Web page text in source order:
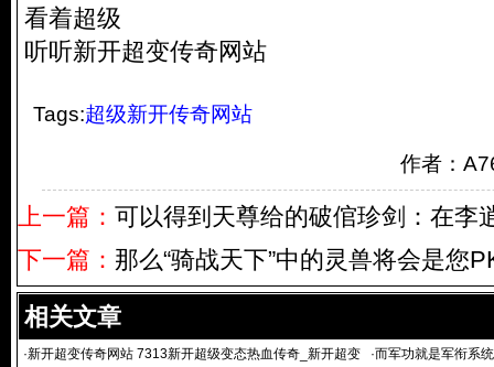
看着超级
听听新开超变传奇网站
Tags:超级新开传奇网站
作者：
上一篇： 可以得到天尊给的破倌珍剑：在李
下一篇： 那么“骑战天下”中的灵兽将会是您
相关文章
·新开超变传奇网站 7313新开超级变态热血传奇_新开超变
·而军功就是军衔系